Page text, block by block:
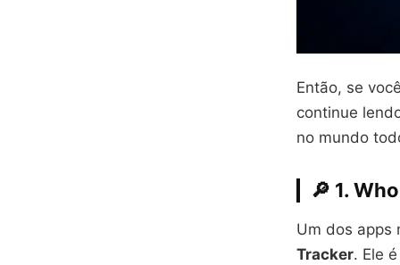
Então, se
continue
no mundo
🔎 1.
Um dos apps
Tracker. Ele